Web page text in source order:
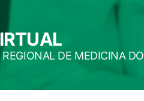
DE MEDICINA